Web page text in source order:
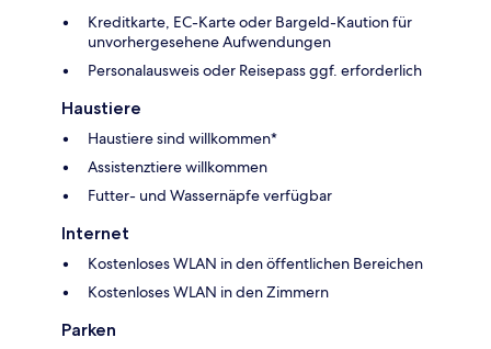
Kreditkarte, EC-Karte oder Bargeld-Kaution für
unvorhergesehene Aufwendungen
Personalausweis oder Reisepass ggf. erforderlich
Haustiere
Haustiere sind willkommen*
Assistenztiere willkommen
Futter- und Wassernäpfe verfügbar
Internet
Kostenloses WLAN in den öffentlichen Bereichen
Kostenloses WLAN in den Zimmern
Parken